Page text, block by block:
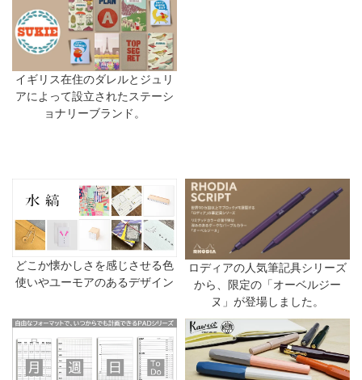
イギリス在住のダレルとジュリ
アによって設立されたステーシ
ョナリーブランド。
どこか懐かしさを感じさせる色
使いやユーモアのあるデザイン
ロディアの人気筆記具シリーズ
から、限定の「オーベルジー
ヌ」が登場しました。